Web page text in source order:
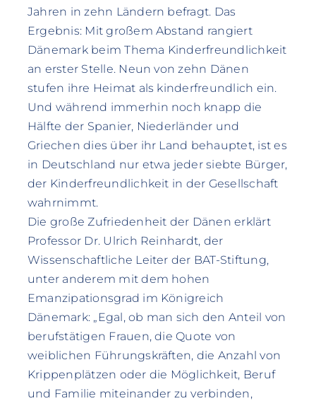
Jahren in zehn Ländern befragt. Das
Ergebnis: Mit großem Abstand rangiert
Dänemark beim Thema Kinderfreundlichkeit
an erster Stelle. Neun von zehn Dänen
stufen ihre Heimat als kinderfreundlich ein.
Und während immerhin noch knapp die
Hälfte der Spanier, Niederländer und
Griechen dies über ihr Land behauptet, ist es
in Deutschland nur etwa jeder siebte Bürger,
der Kinderfreundlichkeit in der Gesellschaft
wahrnimmt.
Die große Zufriedenheit der Dänen erklärt
Professor Dr. Ulrich Reinhardt, der
Wissenschaftliche Leiter der BAT-Stiftung,
unter anderem mit dem hohen
Emanzipationsgrad im Königreich
Dänemark: „Egal, ob man sich den Anteil von
berufstätigen Frauen, die Quote von
weiblichen Führungskräften, die Anzahl von
Krippenplätzen oder die Möglichkeit, Beruf
und Familie miteinander zu verbinden,